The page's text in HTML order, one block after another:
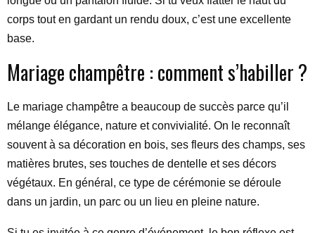
corps tout en gardant un rendu doux, c’est une excellente
base.
Mariage champêtre : comment s’habiller ?
Le mariage champêtre a beaucoup de succès parce qu’il
mélange élégance, nature et convivialité. On le reconnaît
souvent à sa décoration en bois, ses fleurs des champs, ses
matières brutes, ses touches de dentelle et ses décors
végétaux. En général, ce type de cérémonie se déroule
dans un jardin, un parc ou un lieu en pleine nature.